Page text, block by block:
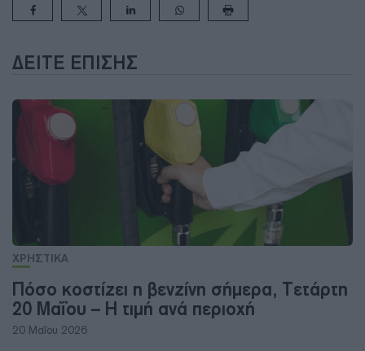
ΔΕΊΤΕ ΕΠΊΣΗΣ
ΧΡΗΣΤΙΚΑ
Πόσο κοστίζει η βενζίνη σήμερα, Τετάρτη
20 Μαΐου – Η τιμή ανά περιοχή
20 Μαΐου 2026